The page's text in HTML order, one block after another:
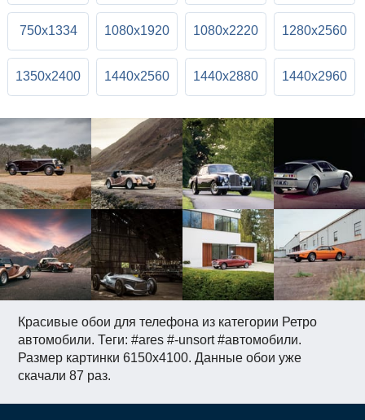
Красивые обои для телефона из категории Ретро
автомобили. Теги: #ares #-unsort #автомобили.
Размер картинки 6150x4100. Данные обои уже
скачали 87 раз.
750x1334 1080x1920 1080x2220 1280x2560
1350x2400 1440x2560 1440x2880 1440x2960